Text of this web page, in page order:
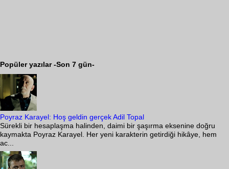
Popüler yazılar -Son 7 gün-
Poyraz Karayel: Hoş geldin gerçek Adil Topal
Sürekli bir hesaplaşma halinden, daimi bir şaşırma eksenine doğru
kaymakta Poyraz Karayel. Her yeni karakterin getirdiği hikâye, hem
ac...